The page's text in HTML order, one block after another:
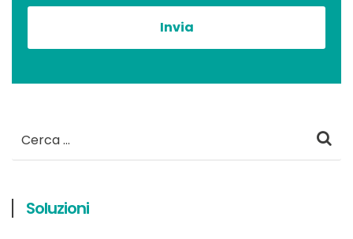
per:
Soluzioni